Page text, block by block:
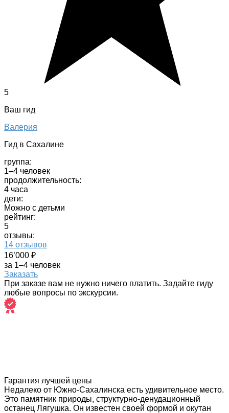
5
Ваш гид
Валерия
Гид в Сахалине
группа:
1–4 человек
продолжительность:
4 часа
дети:
Можно с детьми
рейтинг:
5
отзывы:
14 отзывов
16’000 ₽
за 1–4 человек
Заказать
При заказе вам не нужно ничего платить. Задайте гиду
любые вопросы по экскурсии.
Гарантия лучшей цены
Недалеко от Южно-Сахалинска есть удивительное место.
Это памятник природы, структурно-денудационный
останец Лягушка. Он известен своей формой и окутан